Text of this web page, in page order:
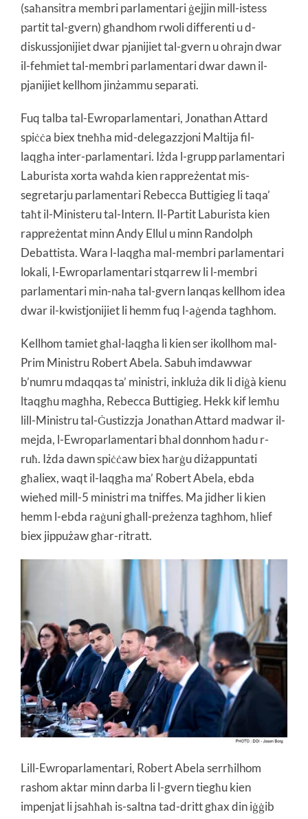
(saħansitra membri parlamentari ġejjin mill-istess
partit tal-gvern) għandhom rwoli differenti u d-
diskussjonijiet dwar pjanijiet tal-gvern u oħrajn dwar
il-fehmiet tal-membri parlamentari dwar dawn il-
pjanijiet kellhom jinżammu separati.
Fuq talba tal-Ewroparlamentari, Jonathan Attard
spiċċa biex tneħħa mid-delegazzjoni Maltija fil-
laqgħa inter-parlamentari. Iżda l-grupp parlamentari
Laburista xorta waħda kien rappreżentat mis-
segretarju parlamentari Rebecca Buttigieg li taqa’
taħt il-Ministeru tal-Intern. Il-Partit Laburista kien
rappreżentat minn Andy Ellul u minn Randolph
Debattista. Wara l-laqgħa mal-membri parlamentari
lokali, l-Ewroparlamentari stqarrew li l-membri
parlamentari min-naħa tal-gvern lanqas kellhom idea
dwar il-kwistjonijiet li hemm fuq l-aġenda tagħhom.
Kellhom tamiet għal-laqgħa li kien ser ikollhom mal-
Prim Ministru Robert Abela. Sabuh imdawwar
b’numru mdaqqas ta’ ministri, inkluża dik li diġà kienu
ltaqgħu magħha, Rebecca Buttigieg. Hekk kif lemħu
lill-Ministru tal-Ġustizzja Jonathan Attard madwar il-
mejda, l-Ewroparlamentari bħal donnhom ħadu r-
ruħ. Iżda dawn spiċċaw biex ħarġu diżappuntati
għaliex, waqt il-laqgħa ma’ Robert Abela, ebda
wieħed mill-5 ministri ma tniffes. Ma jidher li kien
hemm l-ebda raġuni għall-preżenza tagħhom, ħlief
biex jippużaw għar-ritratt.
Lill-Ewroparlamentari, Robert Abela serrħilhom
rashom aktar minn darba li l-gvern tiegħu kien
impenjat li jsaħħaħ is-saltna tad-dritt għax din iġġib